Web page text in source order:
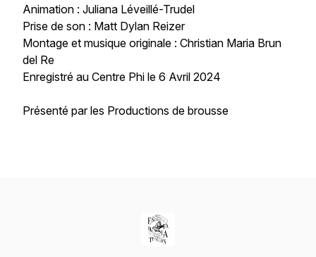
Animation : Juliana Léveillé-Trudel
Prise de son : Matt Dylan Reizer
Montage et musique originale : Christian Maria Brun
del Re
Enregistré au Centre Phi le 6 Avril 2024
Présenté par les Productions de brousse